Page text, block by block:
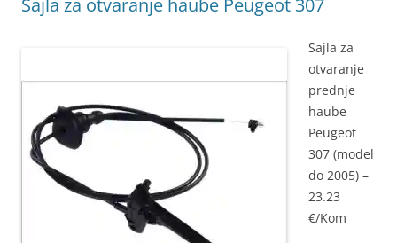
Sajla za otvaranje haube Peugeot 307
Sajla za
otvaranje
prednje
haube
Peugeot
307 (model
do 2005) –
23.23
€/Kom